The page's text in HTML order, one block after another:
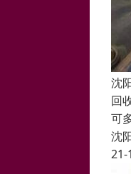
沈
回
可
沈
21-